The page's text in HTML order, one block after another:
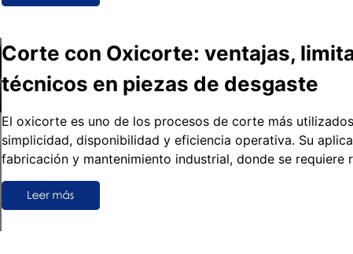
Corte con Oxicorte: ventajas,
técnicos en piezas de desgaste
El oxicorte es uno de los procesos de corte más
simplicidad, disponibilidad y eficiencia operativa. Su
fabricación y mantenimiento industrial, donde se